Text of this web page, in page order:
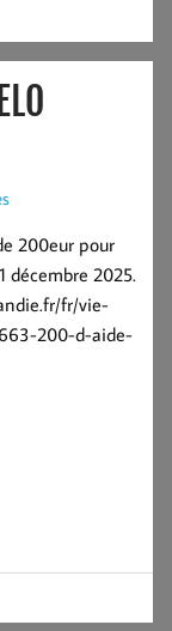
200eur pour
décembre 2025.
fr/vie-
200-d-aide-